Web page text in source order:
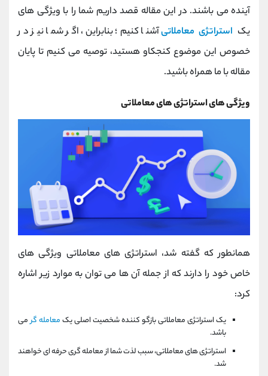
آینده می باشند. در این مقاله قصد داریم شما را با ویژگی های
یک استراتژی معاملاتیآشنا کنیم؛ بنابراین، اگر شما نیز در
خصوص این موضوع کنجکاو هستید، توصیه می کنیم تا پایان
مقاله با ما همراه باشید.
ویژگی های استراتژی های معاملاتی
همانطور که گفته شد، استراتژی های معاملاتی ویژگی های
خاص خود را دارند که از جمله آن ها می توان به موارد زیر اشاره
کرد:
یک استراتژی معاملاتی بازگو کننده شخصیت اصلی یکمعامله گرمی
باشد.
استراتژی های معاملاتی، سبب لذت شما از معامله گری حرفه ای خواهند
شد.